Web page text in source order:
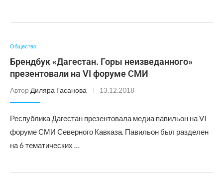
Общество
Брендбук «Дагестан. Горы неизведанного»
презентовали на VI форуме СМИ
Автор Диляра Гасанова 13.12.2018
Республика Дагестан презентовала медиа павильон на VI
форуме СМИ Северного Кавказа. Павильон был разделен
на 6 тематических …